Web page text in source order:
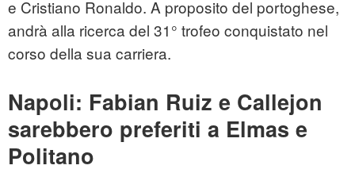
e Cristiano Ronaldo. A proposito del portoghese,
andrà alla ricerca del 31° trofeo conquistato nel
corso della sua carriera.
Napoli: Fabian Ruiz e Callejon
sarebbero preferiti a Elmas e
Politano